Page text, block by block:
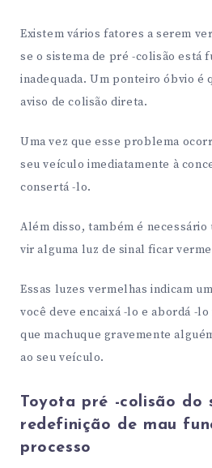
Existem vários fatores a serem
se o sistema de pré -colisão está
inadequada. Um ponteiro óbvio é
aviso de colisão direta.
Uma vez que esse problema
seu veículo imediatamente à
consertá -lo.
Além disso, também é necessário
vir alguma luz de sinal ficar
Essas luzes vermelhas indicam
você deve encaixá -lo e abordá -
que machuque gravemente
ao seu veículo.
Toyota pré -colisão do
redefinição de mau
processo